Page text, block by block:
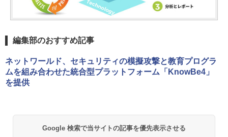
編集部のおすすめ記事
ネットワールド、セキュリティの模擬攻撃と教育プログラ
ムを組み合わせた統合型プラットフォーム「KnowBe4」
を提供
Google 検索で当サイトの記事を優先表示させる